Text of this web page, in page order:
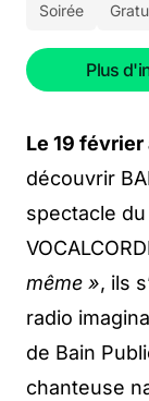
Soirée
Plus
Le 19
découvrir
spectacle
même », ils
radio
de Bain
chanteuse